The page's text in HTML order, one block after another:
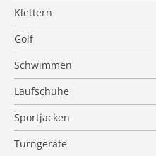
Klettern
Golf
Schwimmen
Laufschuhe
Sportjacken
Turngeräte